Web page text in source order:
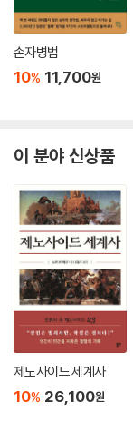
손자병법
10% 11,700원
이 분야 신상품
제노사이드 세계사
10% 26,100원